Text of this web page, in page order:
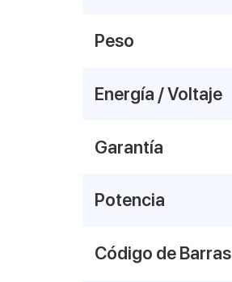
Peso
Energía / Voltaje
Garantía
Potencia
Código de Barras